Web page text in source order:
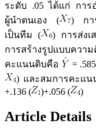
ระดับ .05 ได้แก่ การ
ผู้นำตนเอง (
) การ
เป็นทีม (
) การส่งเ
การสร้างรูปแบบควา
คะแนนดิบคือ
=
) และสมการคะแน
+.136 (
)+.056 ( )
Article Details